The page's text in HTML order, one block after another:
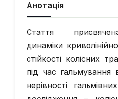
Анотація
Стаття
динаміки
стійкості колісних
під час гальмування
нерівності